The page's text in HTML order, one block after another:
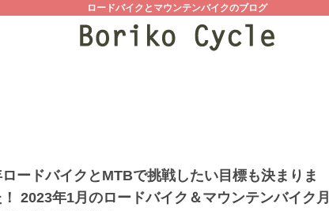
ロードバイクとマウンテンバイクのブログ
ードバイクとMTBで挑戦したい目標も決まりま
2023年1月のロードバイク＆マウンテンバイク月